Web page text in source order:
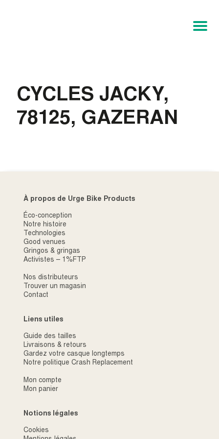
CYCLES JACKY,
78125, GAZERAN
À propos de Urge Bike Products
Éco-conception
Notre histoire
Technologies
Good venues
Gringos & gringas
Activistes – 1%FTP
Nos distributeurs
Trouver un magasin
Contact
Liens utiles
Guide des tailles
Livraisons & retours
Gardez votre casque longtemps
Notre politique Crash Replacement
Mon compte
Mon panier
Notions légales
Cookies